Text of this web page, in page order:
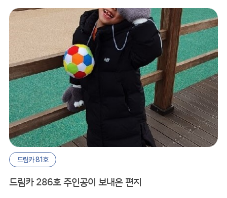
지금은 새 차를 받았을 때와 같이
멀쩡합니다.
드림카 81호
드림카 286호 주인공이 보내온 편지